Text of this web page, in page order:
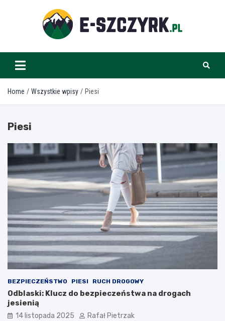
e-szczyrk.pl
Home Wszystkie wpisy Piesi
Piesi
BEZPIECZEŃSTWO PIESI RUCH DROGOWY
Odblaski: Klucz do bezpieczeństwa na drogach
jesienią
14 listopada 2025 Rafał Pietrzak